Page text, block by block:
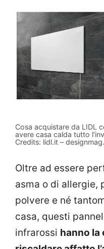
Cosa acquistare da LIDL
avere casa calda tutto
Credits: lidl.it –
Oltre ad essere
asma o di allergie,
polvere e né
casa, questi
infrarossi hanno la